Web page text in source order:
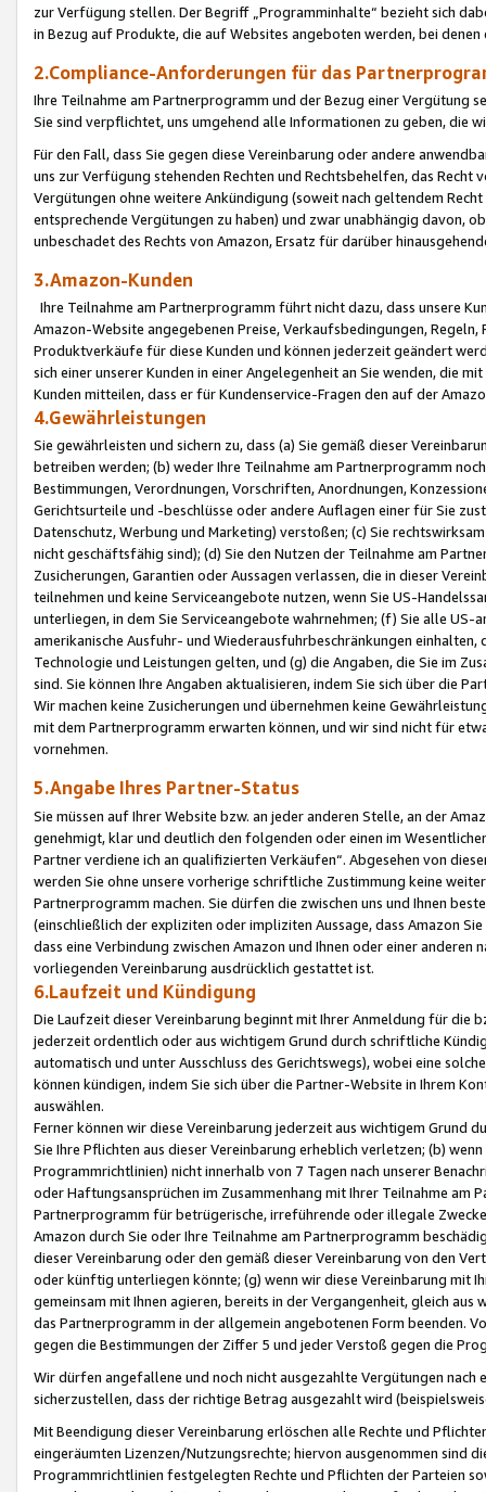
zur Verfügung stellen. Der Begriff „Programminhalte“ bezieht sich
in Bezug auf Produkte, die auf Websites angeboten werden, bei
2.Compliance-Anforderungen für das
Ihre Teilnahme am Partnerprogramm und der Bezug einer Vergütung
Sie sind verpflichtet, uns umgehend alle Informationen zu geben, die
Für den Fall, dass Sie gegen diese Vereinbarung oder andere
uns zur Verfügung stehenden Rechten und Rechtsbehelfen, das
Vergütungen ohne weitere Ankündigung (soweit nach geltendem
entsprechende Vergütungen zu haben) und zwar unabhängig davon,
unbeschadet des Rechts von Amazon, Ersatz für darüber
3.Amazon-Kunden
Ihre Teilnahme am Partnerprogramm führt nicht dazu, dass unsere
Amazon-Website angegebenen Preise, Verkaufsbedingungen,
Produktverkäufe für diese Kunden und können jederzeit geändert
sich einer unserer Kunden in einer Angelegenheit an Sie wenden, die
Kunden mitteilen, dass er für Kundenservice-Fragen den auf der
4.Gewährleistungen
Sie gewährleisten und sichern zu, dass (a) Sie gemäß dieser
betreiben werden; (b) weder Ihre Teilnahme am Partnerprogramm
Bestimmungen, Verordnungen, Vorschriften, Anordnungen,
Gerichtsurteile und -beschlüsse oder andere Auflagen einer für Sie
Datenschutz, Werbung und Marketing) verstoßen; (c) Sie
nicht geschäftsfähig sind); (d) Sie den Nutzen der Teilnahme am
Zusicherungen, Garantien oder Aussagen verlassen, die in dieser
teilnehmen und keine Serviceangebote nutzen, wenn Sie US-
unterliegen, in dem Sie Serviceangebote wahrnehmen; (f) Sie alle
amerikanische Ausfuhr- und Wiederausfuhrbeschränkungen
Technologie und Leistungen gelten, und (g) die Angaben, die Sie im
sind. Sie können Ihre Angaben aktualisieren, indem Sie sich über die
Wir machen keine Zusicherungen und übernehmen keine
mit dem Partnerprogramm erwarten können, und wir sind nicht für
vornehmen.
5.Angabe Ihres Partner-Status
Sie müssen auf Ihrer Website bzw. an jeder anderen Stelle, an der
genehmigt, klar und deutlich den folgenden oder einen im
Partner verdiene ich an qualifizierten Verkäufen“. Abgesehen von
werden Sie ohne unsere vorherige schriftliche Zustimmung keine
Partnerprogramm machen. Sie dürfen die zwischen uns und Ihnen
(einschließlich der expliziten oder impliziten Aussage, dass Amazon
dass eine Verbindung zwischen Amazon und Ihnen oder einer
vorliegenden Vereinbarung ausdrücklich gestattet ist.
6.Laufzeit und Kündigung
Die Laufzeit dieser Vereinbarung beginnt mit Ihrer Anmeldung für die
jederzeit ordentlich oder aus wichtigem Grund durch schriftliche
automatisch und unter Ausschluss des Gerichtswegs), wobei eine
können kündigen, indem Sie sich über die Partner-Website in Ihrem
auswählen.
Ferner können wir diese Vereinbarung jederzeit aus wichtigem Grund
Sie Ihre Pflichten aus dieser Vereinbarung erheblich verletzen; (b)
Programmrichtlinien) nicht innerhalb von 7 Tagen nach unserer
oder Haftungsansprüchen im Zusammenhang mit Ihrer Teilnahme am
Partnerprogramm für betrügerische, irreführende oder illegale
Amazon durch Sie oder Ihre Teilnahme am Partnerprogramm
dieser Vereinbarung oder den gemäß dieser Vereinbarung von den
oder künftig unterliegen könnte; (g) wenn wir diese Vereinbarung mit
gemeinsam mit Ihnen agieren, bereits in der Vergangenheit, gleich
das Partnerprogramm in der allgemein angebotenen Form beenden.
gegen die Bestimmungen der Ziffer 5 und jeder Verstoß gegen die
Wir dürfen angefallene und noch nicht ausgezahlte Vergütungen
sicherzustellen, dass der richtige Betrag ausgezahlt wird
Mit Beendigung dieser Vereinbarung erlöschen alle Rechte und
eingeräumten Lizenzen/Nutzungsrechte; hiervon ausgenommen sind
Programmrichtlinien festgelegten Rechte und Pflichten der Parteien